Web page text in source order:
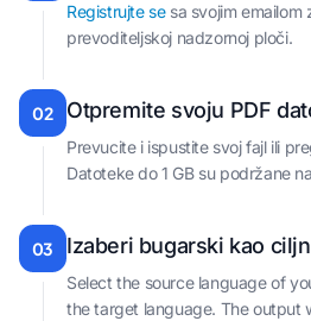
Registrujte sesa svojim emailom
prevoditeljskoj nadzornoj ploči.
02 Otpremite svoju PDF
Prevucite i ispustite svoj fajl ili
Datoteke do 1 GB su podržane
03 Izaberi bugarski kao
Select the source language of
the target language. The output